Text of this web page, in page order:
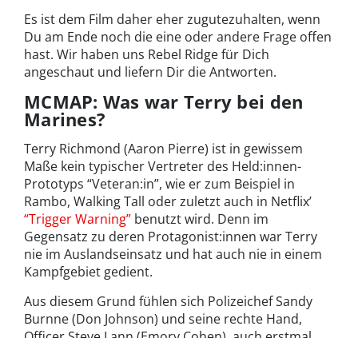
Es ist dem Film daher eher zugutezuhalten, wenn
Du am Ende noch die eine oder andere Frage offen
hast. Wir haben uns Rebel Ridge für Dich
angeschaut und liefern Dir die Antworten.
MCMAP: Was war Terry bei den
Marines?
Terry Richmond (Aaron Pierre) ist in gewissem
Maße kein typischer Vertreter des Held:innen-
Prototyps “Veteran:in”, wie er zum Beispiel in
Rambo, Walking Tall oder zuletzt auch in Netflix’
“Trigger Warning” benutzt wird. Denn im
Gegensatz zu deren Protagonist:innen war Terry
nie im Auslandseinsatz und hat auch nie in einem
Kampfgebiet gedient.
Aus diesem Grund fühlen sich Polizeichef Sandy
Burnne (Don Johnson) und seine rechte Hand,